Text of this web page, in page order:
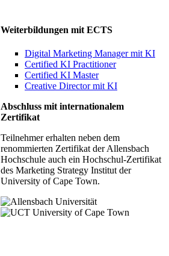
Weiterbildungen mit ECTS
Digital Marketing Manager mit KI
Certified KI Practitioner
Certified KI Master
Creative Director mit KI
Abschluss mit internationalem
Zertifikat
Teilnehmer erhalten neben dem
renommierten Zertifikat der Allensbach
Hochschule auch ein Hochschul-Zertifikat
des Marketing Strategy Institut der
University of Cape Town.